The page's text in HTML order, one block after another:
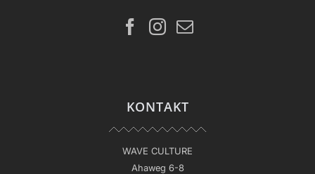
KONTAKT
WAVE CULTURE
Ahaweg 6-8